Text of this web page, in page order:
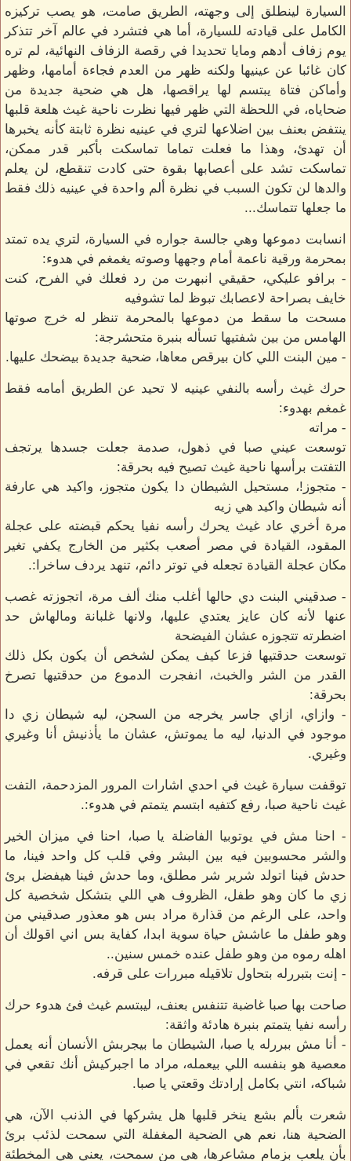
السيارة لينطلق إلى وجهته، الطريق صامت، هو يصب تركيزه
الكامل على قيادته للسيارة، أما هي فتشرد في عالم آخر تتذكر
يوم زفاف أدهم ومايا تحديدا في رقصة الزفاف النهائية، لم تره
كان غائبا عن عينيها ولكنه ظهر من العدم فجاءة أمامها، وظهر
وأماكن فتاة يبتسم لها يراقصها، هل هي ضحية جديدة من
ضحاياه، في اللحظة التي ظهر فيها نظرت ناحية غيث هلعة قلبها
ينتفض بعنف بين اضلاعها لتري في عينيه نظرة ثابتة كأنه يخبرها
أن تهدئ، وهذا ما فعلت تماما تماسكت بأكبر قدر ممكن،
تماسكت تشد على أعصابها بقوة حتى كادت تنقطع، لن يعلم
والدها لن تكون السبب في نظرة ألم واحدة في عينيه ذلك فقط
ما جعلها تتماسك...
انسابت دموعها وهي جالسة جواره في السيارة، لتري يده تمتد
بمحرمة ورقية ناعمة أمام وجهها وصوته يغمغم في هدوء:
- برافو عليكي، حقيقي انبهرت من رد فعلك في الفرح، كنت
خايف بصراحة لاعصابك تبوظ لما تشوفيه
مسحت ما سقط من دموعها بالمحرمة تنظر له خرج صوتها
الهامس من بين شفتيها تسأله بنبرة متحشرجة:
- مين البنت اللي كان بيرقص معاها، ضحية جديدة بيضحك عليها.
حرك غيث رأسه بالنفي عينيه لا تحيد عن الطريق أمامه فقط
غمغم بهدوء:
- مراته
توسعت عيني صبا في ذهول، صدمة جعلت جسدها يرتجف
التفتت برأسها ناحية غيث تصيح فيه بحرقة:
- متجوز!، مستحيل الشيطان دا يكون متجوز، واكيد هي عارفة
أنه شيطان واكيد هي زيه
مرة أخري عاد غيث يحرك رأسه نفيا يحكم قبضته على عجلة
المقود، القيادة في مصر أصعب بكثير من الخارج يكفي تغير
مكان عجلة القيادة تجعله في توتر دائم، تنهد يردف ساخرا:.
- صدقيني البنت دي حالها أغلب منك ألف مرة، اتجوزته غصب
عنها لأنه كان عايز يعتدي عليها، ولانها غلبانة ومالهاش حد
اضطرته تتجوزه عشان الفيضحة
توسعت حدقتيها فزعا كيف يمكن لشخص أن يكون بكل ذلك
القدر من الشر والخبث، انفجرت الدموع من حدقتيها تصرخ
بحرقة:
- وازاي، ازاي جاسر يخرجه من السجن، ليه شيطان زي دا
موجود في الدنيا، ليه ما يموتش، عشان ما يأذنيش أنا وغيري
وغيري.
توقفت سيارة غيث في احدي اشارات المرور المزدحمة، التفت
غيث ناحية صبا، رفع كتفيه ابتسم يتمتم في هدوء:.
- احنا مش في يوتوبيا الفاضلة يا صبا، احنا في ميزان الخير
والشر محسوبين فيه بين البشر وفي قلب كل واحد فينا، ما
حدش فينا اتولد شرير شر مطلق، وما حدش فينا هيفضل برئ
زي ما كان وهو طفل، الظروف هي اللي بتشكل شخصية كل
واحد، على الرغم من قذارة مراد بس هو معذور صدقيني من
وهو طفل ما عاشش حياة سوية ابدا، كفاية بس اني اقولك أن
اهله رموه من وهو طفل عنده خمس سنين..
- إنت بتبررله بتحاول تلاقيله مبررات على قرفه.
صاحت بها صبا غاضبة تتنفس بعنف، ليبتسم غيث فئ هدوء حرك
رأسه نفيا يتمتم بنبرة هادئة واثقة:
- أنا مش ببررله يا صبا، الشيطان ما بيجربش الأنسان أنه يعمل
معصية هو بنفسه اللي بيعمله، مراد ما اجبركيش أنك تقعي في
شباكه، انتي بكامل إرادتك وقعتي يا صبا.
شعرت بألم بشع ينخر قلبها هل يشركها في الذنب الآن، هي
الضحية هنا، نعم هي الضحية المغفلة التي سمحت لذئب برئ
بأن يلعب بزمام مشاعرها، هي من سمحت، يعني هي المخطئة